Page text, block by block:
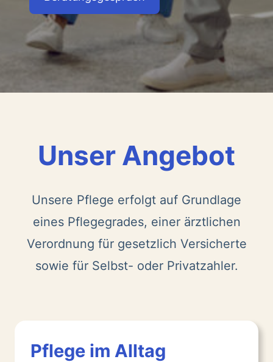
Unser Angebot
Unsere Pflege erfolgt auf Grundlage
eines Pflegegrades, einer ärztlichen
Verordnung für gesetzlich Versicherte
sowie für Selbst- oder Privatzahler.
Pflege im Alltag